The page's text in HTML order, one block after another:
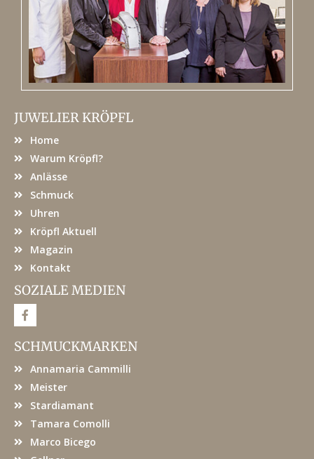
JUWELIER KRÖPFL
Home
Warum Kröpfl?
Anlässe
Schmuck
Uhren
Kröpfl Aktuell
Magazin
Kontakt
SOZIALE MEDIEN
F
a
e
b
o
SCHMUCKMARKEN
Annamaria Cammilli
Meister
Stardiamant
Tamara Comolli
Marco Bicego